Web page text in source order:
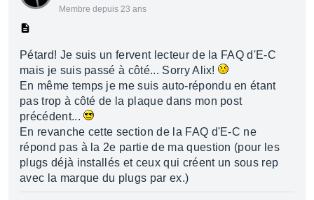
Membre depuis 23 ans
Pétard! Je suis un fervent lecteur de la FAQ d'E-C
mais je suis passé à côté... Sorry Alix!
En même temps je me suis auto-répondu en étant
pas trop à côté de la plaque dans mon post
précédent...
En revanche cette section de la FAQ d'E-C ne
répond pas à la 2e partie de ma question (pour les
plugs déjà installés et ceux qui créent un sous rep
avec la marque du plugs par ex.)